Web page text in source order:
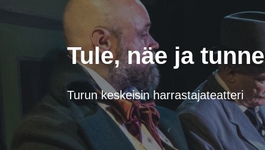
Tule, näe ja tunne
Turun keskeisin harrastajateatteri